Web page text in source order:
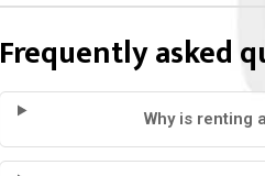
Frequently asked
Why is renting